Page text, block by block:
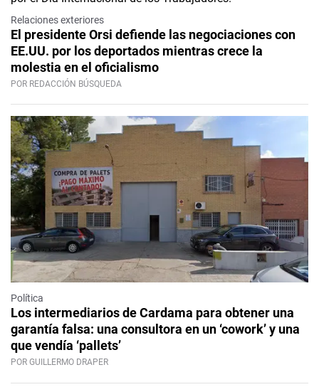
Relaciones exteriores
El presidente Orsi defiende las negociaciones con
EE.UU. por los deportados mientras crece la
molestia en el oficialismo
POR REDACCIÓN BÚSQUEDA
Política
Los intermediarios de Cardama para obtener una
garantía falsa: una consultora en un ‘cowork’ y una
que vendía ‘pallets’
POR GUILLERMO DRAPER